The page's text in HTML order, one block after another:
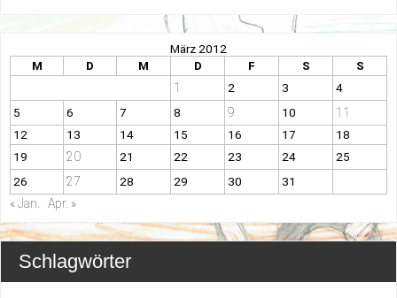
März 2012
M
D M D F S S
1 2 3
4
5
6 7 8 9 10 11
12 13 14 15 16 17
18
19
20 21 22 23 24
25
26
27 28 29 30 31
« Jan. Apr. »
Schlagwörter